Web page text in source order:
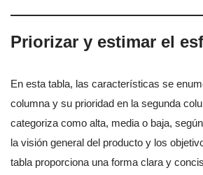
Priorizar y estimar el
En esta tabla, las características se
columna y su prioridad en la segunda
categoriza como alta, media o baja,
la visión general del producto y los
tabla proporciona una forma clara y